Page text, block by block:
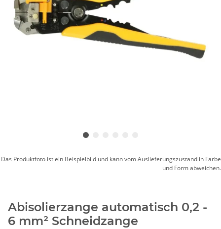
Das Produktfoto ist ein Beispielbild und kann vom Auslieferungszustand in Farbe
und Form abweichen.
Abisolierzange automatisch 0,2 -
6 mm² Schneidzange